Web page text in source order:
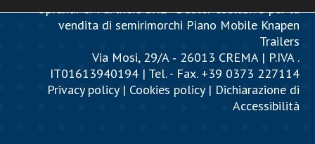
Oprandi & Partners SRL - Dealer esclusivo per la
vendita di semirimorchi Piano Mobile Knapen
Trailers
Via Mosi, 29/A ‐ 26013 CREMA | P.IVA .
IT01613940194 | Tel. - Fax. +39 0373 227114
Privacy policy| Cookies policy| Dichiarazione di
Accessibilità